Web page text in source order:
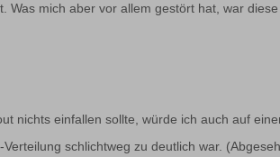
Was mich aber vor allem gestört hat, war
nichts einfallen sollte, würde ich auch auf
schlichtweg zu deutlich war.